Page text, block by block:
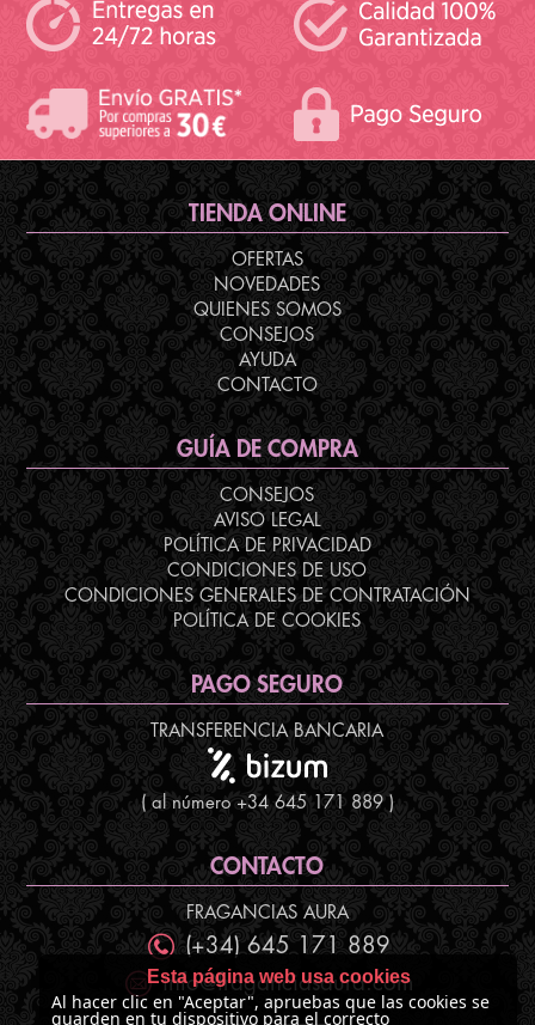
TIENDA ONLINE
OFERTAS
NOVEDADES
QUIENES SOMOS
CONSEJOS
AYUDA
CONTACTO
GUÍA DE COMPRA
CONSEJOS
AVISO LEGAL
POLÍTICA DE PRIVACIDAD
CONDICIONES DE USO
CONDICIONES GENERALES DE CONTRATACIÓN
POLÍTICA DE COOKIES
PAGO SEGURO
TRANSFERENCIA BANCARIA
( al número +34 645 171 889 )
CONTACTO
FRAGANCIAS AURA
(+34) 645 171 889
info@fraganciasaura.com
Esta página web usa cookies
Al hacer clic en "Aceptar", apruebas que las cookies se
guarden en tu dispositivo para el correcto